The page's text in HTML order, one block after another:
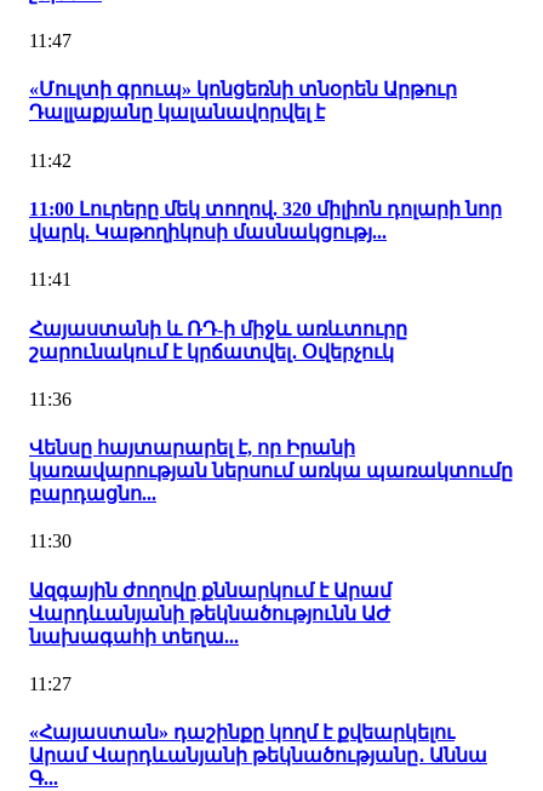
11:47
«Մուլտի գրուպ» կոնցեռնի տնօրեն Արթուր
Դալլաքյանը կալանավորվել է
11:42
11:00 Լուրերը մեկ տողով. 320 միլիոն դոլարի նոր
վարկ. Կաթողիկոսի մասնակցությ...
11:41
Հայաստանի և ՌԴ-ի միջև առևտուրը
շարունակում է կրճատվել․ Օվերչուկ
11:36
Վենսը հայտարարել է, որ Իրանի
կառավարության ներսում առկա պառակտումը
բարդացնո...
11:30
Ազգային ժողովը քննարկում է Արամ
Վարդևանյանի թեկնածությունն ԱԺ
նախագահի տեղա...
11:27
«Հայաստան» դաշինքը կողմ է քվեարկելու
Արամ Վարդևանյանի թեկնածությանը․ Աննա
Գ...